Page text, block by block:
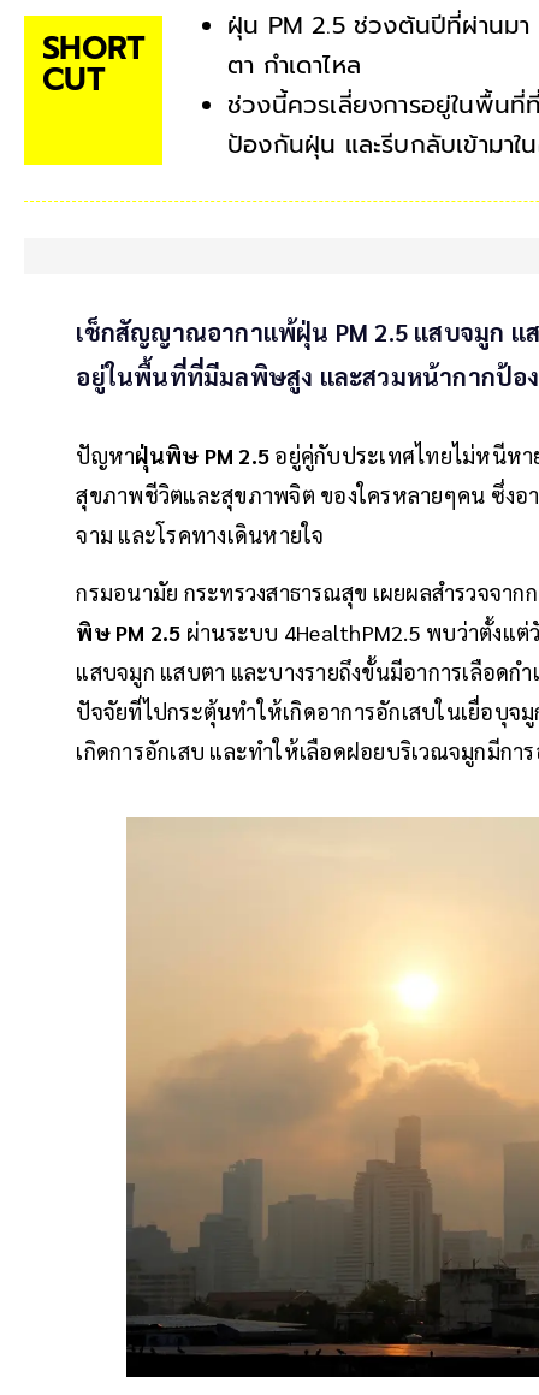
SHORT
CUT
ฝุ่น PM 2.5 ช่วงต้นปีที่ผ่านม
ตา กำเดาไหล
ช่วงนี้ควรเลี่ยงการอยู่ในพื้น
ป้องกันฝุ่น และรีบกลับเข้ามาใ
เช็กสัญญาณอากาแพ้ฝุ่น PM 2.5 แสบจมูก แส
อยู่ในพื้นที่ที่มีมลพิษสูง และสวมหน้ากากป้อ
ปัญหาฝุ่นพิษ PM 2.5 อยู่คู่กับประเทศไทยไม่หนีหา
สุขภาพชีวิตและสุขภาพจิต ของใครหลายๆคน ซึ่งอ
จาม และโรคทางเดินหายใจ
กรมอนามัย กระทรวงสาธารณสุข เผยผลสำรวจจา
พิษ PM 2.5 ผ่านระบบ 4HealthPM2.5 พบว่าตั้งแ
แสบจมูก แสบตา และบางรายถึงขั้นมีอาการเลือด
ปัจจัยที่ไปกระตุ้นทำให้เกิดอาการอักเสบในเยื่อบุจ
เกิดการอักเสบ และทำให้เลือดฝอยบริเวณจมูกมีกา